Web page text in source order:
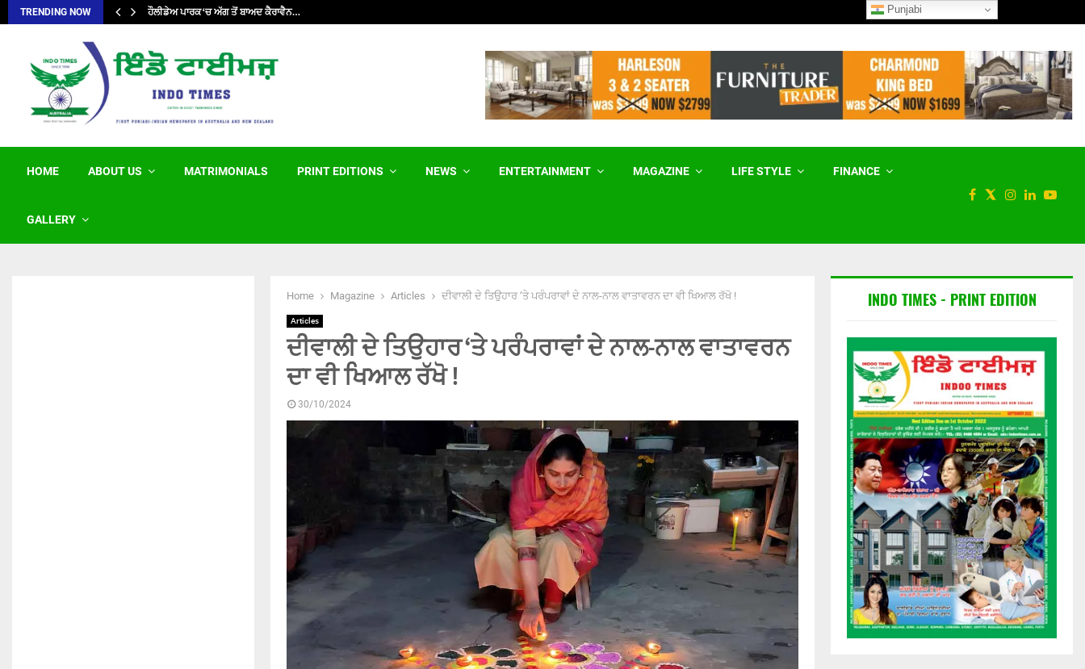
TRENDING NOW ਹੌਲੀਡੇਅ ਪਾਰਕ ‘ਚ ਅੱਗ ਤੋਂ ਬਾਅਦ ਕੈਰਾਵੈਨ… ‘ਦ ਮੈਮੋਰੀ ਟੇਪਸ’ ਪੋਡਕਾਸਟ
HOME ABOUT US MATRIMONIALS PRINT EDITIONS NEWS ENTERTAINMENT MAGAZINE LIFE STYLE FINANCE
GALLERY
Home Magazine Articles ਦੀਵਾਲੀ ਦੇ ਤਿਉਹਾਰ ‘ਤੇ ਪਰੰਪਰਾਵਾਂ ਦੇ ਨਾਲ-ਨਾਲ ਵਾਤਾਵਰਨ ਦਾ ਵੀ ਖਿਆਲ ਰੱਖੋ !
Articles
ਦੀਵਾਲੀ ਦੇ ਤਿਉਹਾਰ ‘ਤੇ ਪਰੰਪਰਾਵਾਂ ਦੇ ਨਾਲ-ਨਾਲ ਵਾਤਾਵਰਨ
ਦਾ ਵੀ ਖਿਆਲ ਰੱਖੋ !
30/10/2024
INDO TIMES - PRINT EDITION
Punjabi